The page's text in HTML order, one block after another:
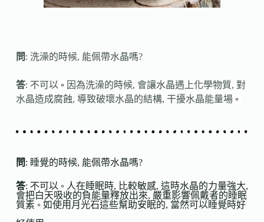
問: 洗澡的時候, 能佩帶水晶嗎?
答: 不可以 。 因為洗澡的時候, 會讓水晶遇上化學物質, 對
水晶造成腐蝕, 導致破壞水晶的結構, 干擾水晶能量場。
問: 睡覺的時候, 能佩帶水晶嗎?
答: 不可以。 人在睡眠時, 比較敏感, 這時水晶的力量強大,
會把白天吸收的負能量釋放出來, 嚴重影響佩戴者的睡眠
質素。 如使用月光石這些幫助安眠的, 當然可以睡覺時好